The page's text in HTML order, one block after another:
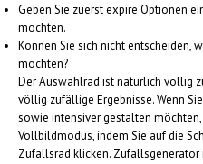
Geben Sie zuerst expire Optionen
möchten.
Können Sie sich nicht entscheiden,
möchten?
Der Auswahlrad ist natürlich völlig
völlig zufällige Ergebnisse. Wenn
sowie intensiver gestalten
Vollbildmodus, indem Sie auf die
Zufallsrad klicken. Zufallsgenerator